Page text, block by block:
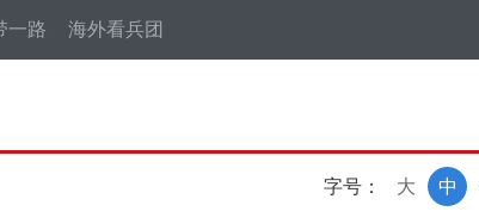
一路 海外看兵团
字号： 中
大